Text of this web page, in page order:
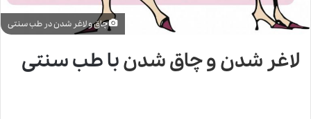
چاق و لاغر شدن در طب سنتی
لاغر شدن و چاق شدنبا طب سنتی